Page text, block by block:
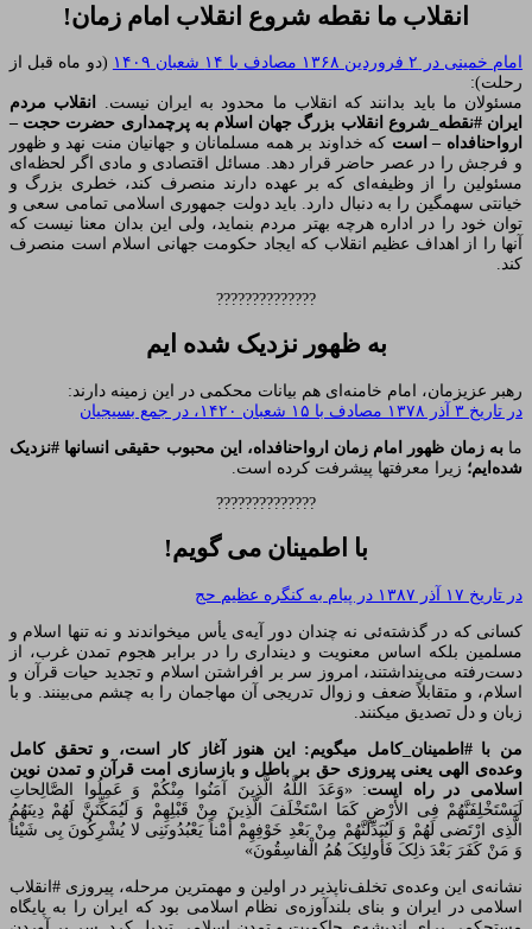
انقلاب ما نقطه شروع انقلاب امام زمان!
امام خمینی در ۲ فروردین ۱۳۶۸ مصادف با ۱۴ شعبان ۱۴۰۹
(دو ماه قبل از
رحلت):
مسئولان ما باید بدانند که انقلاب ما محدود به ایران نیست.
انقلاب مردم
ایران #نقطه_شروع انقلاب بزرگ جهان اسلام به پرچمداری حضرت حجت –
ارواحنافداه – است که خداوند بر همه مسلمانان و جهانیان منت نهد و ظهور
و فرجش را در عصر حاضر قرار دهد. مسائل اقتصادی و مادی اگر لحظه‌ای
مسئولین را از وظیفه‌ای که بر عهده دارند منصرف کند، خطری بزرگ و
خیانتی سهمگین را به دنبال دارد. باید دولت جمهوری اسلامی تمامی سعی و
توان خود را در اداره هرچه بهتر مردم بنماید، ولی این بدان معنا نیست که
آنها را از اهداف عظیم انقلاب که ایجاد حکومت جهانی اسلام است منصرف
کند.
??????????????
به ظهور نزدیک شده ایم
رهبر عزیزمان، امام خامنه‌ای هم بیانات محکمی در این زمینه دارند:
در تاریخ ۳ آذر ۱۳۷۸ مصادف با ۱۵ شعبان ۱۴۲۰، در جمع بسیجیان
مابه زمان ظهور امام زمان ارواحنافداه، این محبوب حقیقی انسانها #نزدیک
شده‌ایم؛ زیرا معرفتها پیشرفت کرده است.
??????????????
با اطمینان می گویم!
در تاریخ ۱۷ آذر ۱۳۸۷ در پیام به کنگره عظیم حج
کسانی که در گذشته‌ئی نه چندان دور آیه‌ی یأس میخواندند و نه تنها اسلام و
مسلمین بلکه اساس معنویت و دینداری را در برابر هجوم تمدن غرب، از
دست‌رفته می‌پنداشتند، امروز سر بر افراشتن اسلام و تجدید حیات قرآن و
اسلام، و متقابلاً ضعف و زوال تدریجی آن مهاجمان را به چشم می‌بینند. و با
زبان و دل تصدیق میکنند.
من با #اطمینان_کامل میگویم: این هنوز آغاز کار است، و تحقق کامل
وعده‌ی الهی یعنی پیروزی حق بر باطل و بازسازی امت قرآن و تمدن نوین
اسلامی در راه است: «وَعَدَ اللَّهُ الَّذِینَ آمَنُوا مِنْکُمْ وَ عَمِلُوا الصَّالِحاتِ
لَیَسْتَخْلِفَنَّهُمْ فِی الأَْرْضِ کَمَا اسْتَخْلَفَ الَّذِینَ مِنْ قَبْلِهِمْ وَ لَیُمَکِّنَنَّ لَهُمْ دِینَهُمُ
الَّذِی ارْتَضی‌ لَهُمْ وَ لَیُبَدِّلَنَّهُمْ مِنْ بَعْدِ خَوْفِهِمْ أَمْناً یَعْبُدُونَنِی لا یُشْرِکُونَ بِی شَیْئاً
وَ مَنْ کَفَرَ بَعْدَ ذلِکَ فَأُولئِکَ هُمُ الْفاسِقُونَ»
نشانه‌ی این وعده‌ی تخلف‌ناپذیر در اولین و مهمترین مرحله، پیروزی #انقلاب
اسلامی در ایران و بنای بلندآوزه‌ی نظام اسلامی بود که ایران را به پایگاه